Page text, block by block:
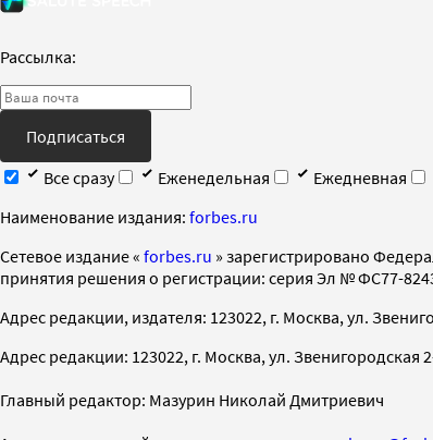
Рассылка:
Подписаться
Все сразу
Еженедельная Ежедневная
Наименование издания: forbes.ru
Cетевое издание « forbes.ru » зарегистрировано
принятия решения о регистрации: серия Эл № ФС77-
Адрес редакции, издателя: 123022, г. Москва, ул.
Адрес редакции: 123022, г. Москва, ул. Звенигородская
Главный редактор: Мазурин Николай Дмитриевич